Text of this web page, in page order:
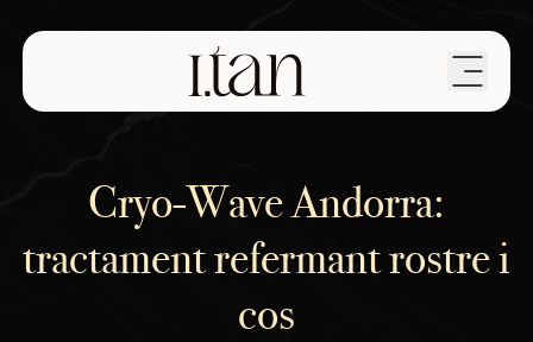
Cryo-Wave Andorra:
tractament refermant rostre i
cos